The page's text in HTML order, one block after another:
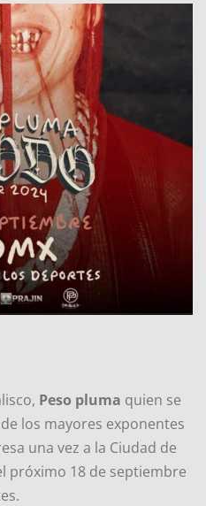
Peso pluma quien se
los mayores exponentes
una vez a la Ciudad de
próximo 18 de septiembre